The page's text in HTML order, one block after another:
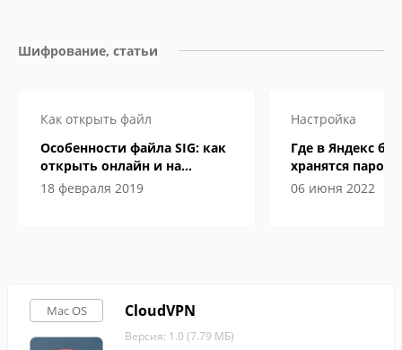
Шифрование, статьи
Как открыть файл
Особенности файла SIG: как
открыть онлайн и на
компьютере
18 февраля 2019
Настройка
Где в Яндекс
хранятся пароли
06 июня 2022
Mac OS CloudVPN
Версия: 1.0 (7.79 МБ)